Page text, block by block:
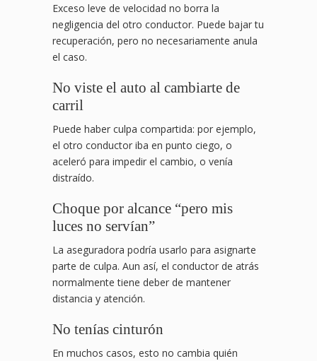
Exceso leve de velocidad no borra la
negligencia del otro conductor. Puede bajar tu
recuperación, pero no necesariamente anula
el caso.
No viste el auto al cambiarte de
carril
Puede haber culpa compartida: por ejemplo,
el otro conductor iba en punto ciego, o
aceleró para impedir el cambio, o venía
distraído.
Choque por alcance “pero mis
luces no servían”
La aseguradora podría usarlo para asignarte
parte de culpa. Aun así, el conductor de atrás
normalmente tiene deber de mantener
distancia y atención.
No tenías cinturón
En muchos casos, esto no cambia quién